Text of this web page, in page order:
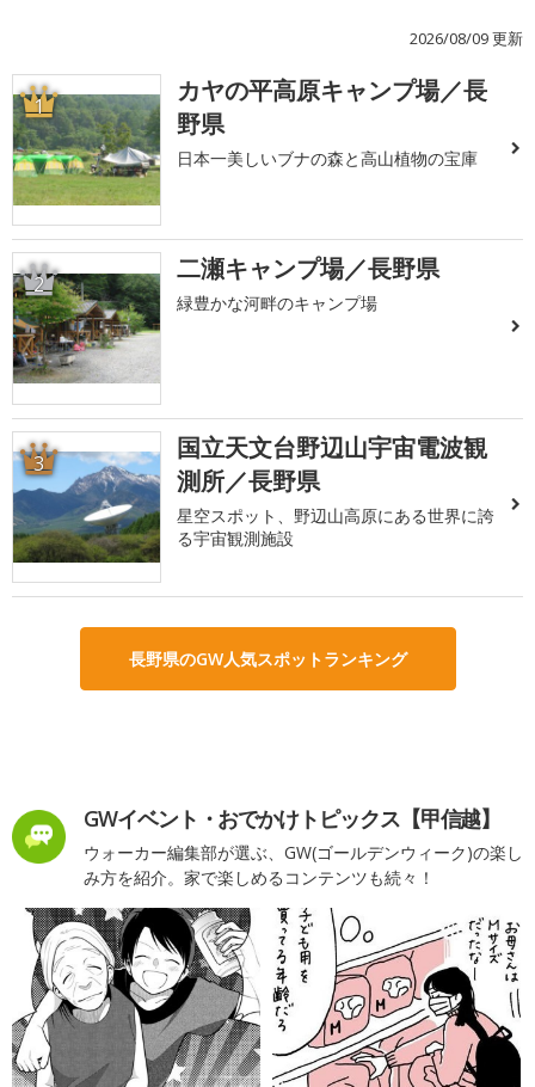
2026/08/09 更新
1
カヤの平高原キャンプ場／長
野県
日本一美しいブナの森と高山植物の宝庫
2 二瀬キャンプ場／長野県
緑豊かな河畔のキャンプ場
3
国立天文台野辺山宇宙電波観
測所／長野県
星空スポット、野辺山高原にある世界に誇
る宇宙観測施設
長野県のGW人気スポットランキング
GWイベント・おでかけトピックス【甲信越】
ウォーカー編集部が選ぶ、GW(ゴールデンウィーク)の楽し
み方を紹介。家で楽しめるコンテンツも続々！